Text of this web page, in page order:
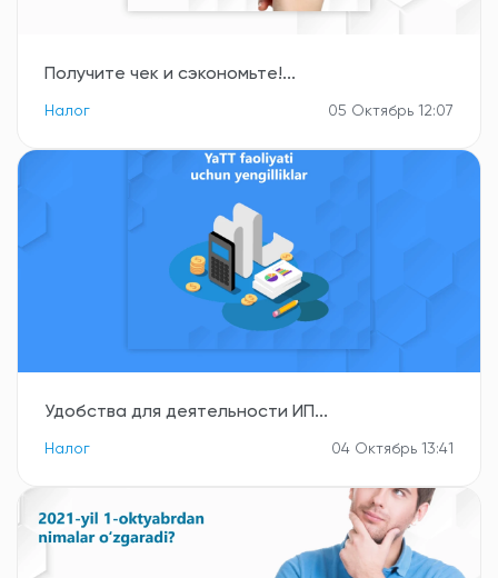
Получите чек и сэкономьте!...
Налог 05 Октябрь 12:07
Удобства для деятельности ИП...
Налог 04 Октябрь 13:41